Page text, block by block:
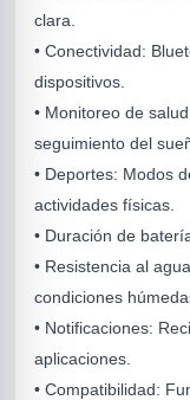
clara.
• Conectividad:
dispositivos.
• Monitoreo de
seguimiento del
• Deportes: Modos
actividades físicas.
• Duración de
• Resistencia al
condiciones
• Notificaciones:
aplicaciones.
• Compatibilidad: